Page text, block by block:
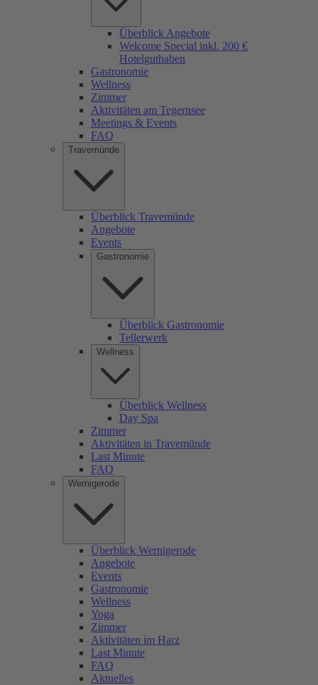
Überblick Angebote
Welcome Special inkl. 200 €
Hotelguthaben
Gastronomie
Wellness
Zimmer
Aktivitäten am Tegernsee
Meetings & Events
FAQ
Travemünde
Überblick Travemünde
Angebote
Events
Gastronomie
Überblick Gastronomie
Tellerwerk
Wellness
Überblick Wellness
Day Spa
Zimmer
Aktivitäten in Travemünde
Last Minute
FAQ
Wernigerode
Überblick Wernigerode
Angebote
Events
Gastronomie
Wellness
Yoga
Zimmer
Aktivitäten im Harz
Last Minute
FAQ
Aktuelles